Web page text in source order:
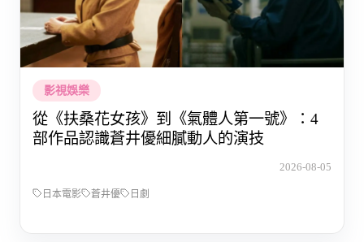
影視娛樂
從《扶桑花女孩》到《氣體人第一號》：4
部作品認識蒼井優細膩動人的演技
2026-08-05
日本電影 蒼井優 日劇